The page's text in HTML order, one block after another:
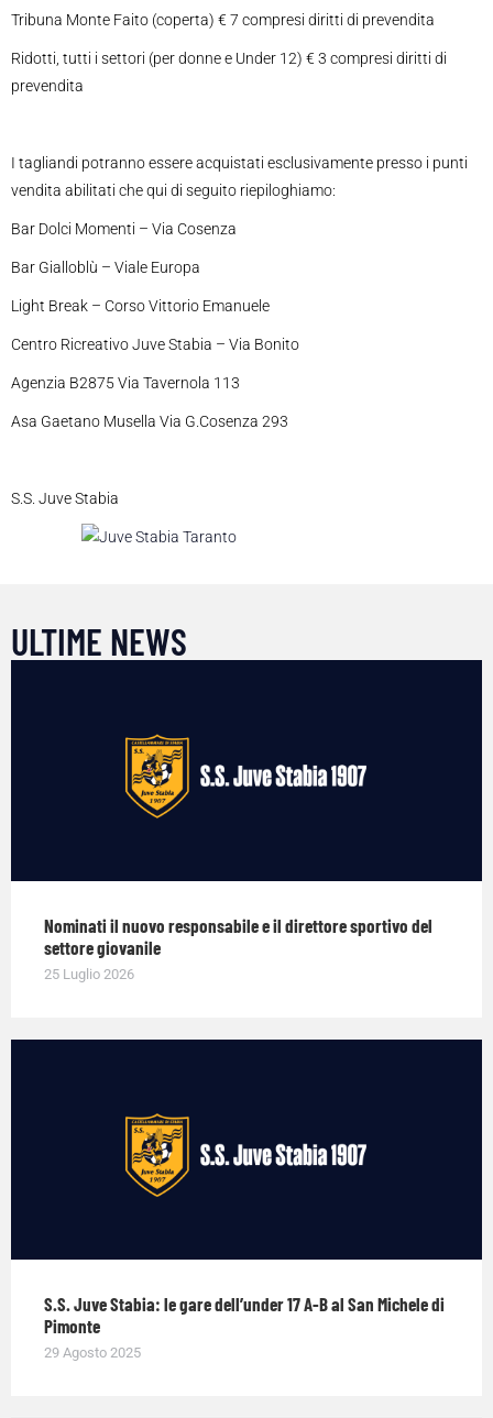
Tribuna Monte Faito (coperta) € 7 compresi diritti di prevendita
Ridotti, tutti i settori (per donne e Under 12) € 3 compresi diritti di
prevendita
I tagliandi potranno essere acquistati esclusivamente presso i punti
vendita abilitati che qui di seguito riepiloghiamo:
Bar Dolci Momenti – Via Cosenza
Bar Gialloblù – Viale Europa
Light Break – Corso Vittorio Emanuele
Centro Ricreativo Juve Stabia – Via Bonito
Agenzia B2875 Via Tavernola 113
Asa Gaetano Musella Via G.Cosenza 293
S.S. Juve Stabia
ULTIME NEWS
Nominati il nuovo responsabile e il direttore sportivo del
settore giovanile
25 Luglio 2026
S.S. Juve Stabia: le gare dell’under 17 A-B al San Michele di
Pimonte
29 Agosto 2025